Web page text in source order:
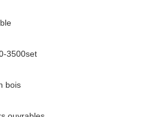
3500set
bois